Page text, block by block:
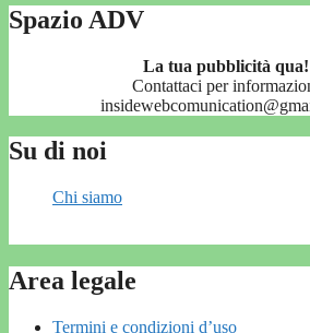
Spazio ADV
La tua pubblicità qua!
Contattaci per
Su di noi
Chi siamo
Area legale
Termini e condizioni d’uso